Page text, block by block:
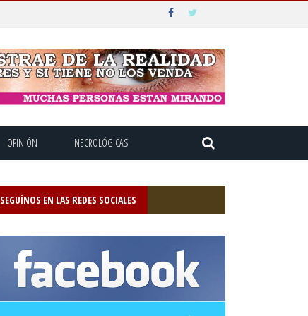
OPINIÓN NECROLÓGICAS
SEGUÍNOS EN LAS REDES SOCIALES